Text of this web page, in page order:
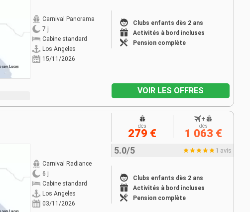
Carnival Panorama
7 j
Cabine standard
Los Angeles
15/11/2026
Clubs enfants dès 2 ans
Activités à bord incluses
Pension complète
VOIR LES OFFRES
Carnival Radiance
6 j
Cabine standard
Los Angeles
03/11/2026
5.0/5 1 avis
Clubs enfants dès 2 ans
Activités à bord incluses
Pension complète
dès
279 €
+
dès
1 063 €